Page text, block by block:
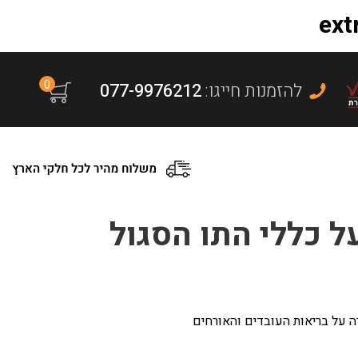
0 :להזמנות חייגו 077-9976212
כללי התו הסגול
על בריאות העובדים והאורחים